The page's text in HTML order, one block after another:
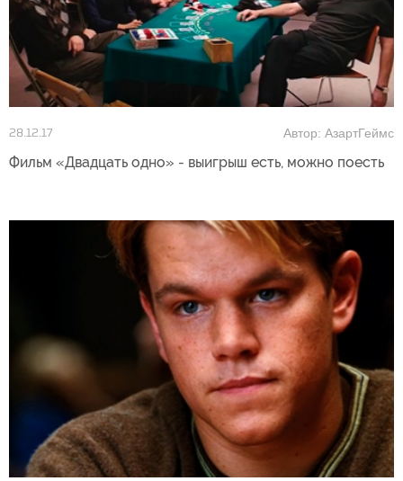
28.12.17 Автор: АзартГеймс
Фильм «Двадцать одно» - выигрыш есть, можно поесть